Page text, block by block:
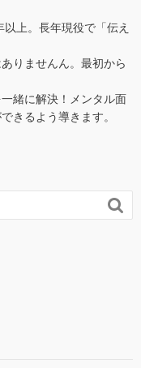
上。長年現役で「伝え
りませんん。最初から
緒に解決！メンタル面
きるよう導きます。
